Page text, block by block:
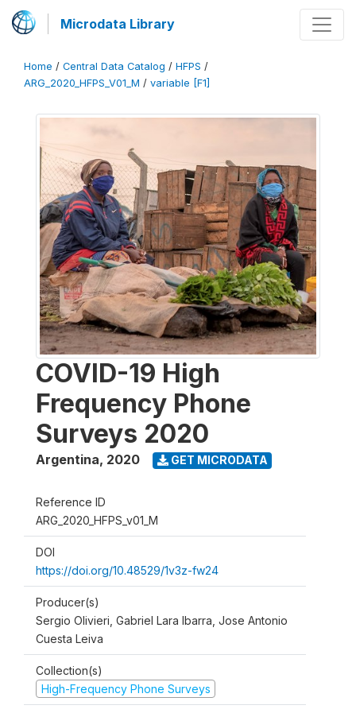
Microdata Library
Home / Central Data Catalog / HFPS /
ARG_2020_HFPS_V01_M / variable [F1]
COVID-19 High
Frequency Phone
Surveys 2020
Argentina, 2020 GET MICRODATA
Reference ID
ARG_2020_HFPS_v01_M
DOI
https://doi.org/10.48529/1v3z-fw24
Producer(s)
Sergio Olivieri, Gabriel Lara Ibarra, Jose Antonio
Cuesta Leiva
Collection(s)
High-Frequency Phone Surveys